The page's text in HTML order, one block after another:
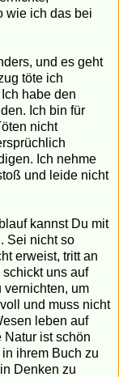
wie ich das bei
und es geht
töte ich
habe den
Ich bin für
nicht
Ich nehme
und leide nicht
kannst Du mit
Sei nicht so
erweist, tritt an
uns auf
vernichten, um
und muss nicht
leben auf
Natur ist schön
ihrem Buch zu
Denken zu